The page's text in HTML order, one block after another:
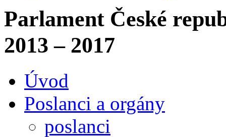
Parlament České
2013 – 2017
Úvod
Poslanci a orgány
poslanci